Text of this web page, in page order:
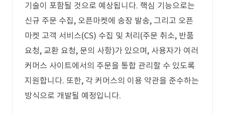
기술이 포함될 것으로 예상됩니다. 핵심 기능으로는
신규 주문 수집, 오픈마켓에 송장 발송, 그리고 오픈
마켓 고객 서비스(CS) 수집 및 처리(주문 취소, 반품
요청, 교환 요청, 문의 사항)가 있으며, 사용자가 여러
커머스 사이트에서의 주문을 통합 관리할 수 있도록
지원합니다. 또한, 각 커머스의 이용 약관을 준수하는
방식으로 개발될 예정입니다.